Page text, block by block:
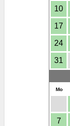
10
17
24
31
Mo
7